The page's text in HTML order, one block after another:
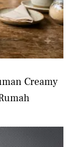
Creamy